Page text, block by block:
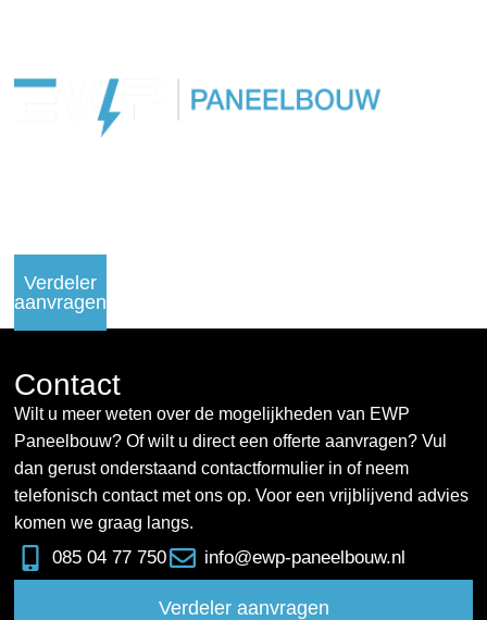
Verdeler
aanvragen
Contact
Wilt u meer weten over de mogelijkheden van EWP
Paneelbouw? Of wilt u direct een offerte aanvragen? Vul
dan gerust onderstaand contactformulier in of neem
telefonisch contact met ons op. Voor een vrijblijvend advies
komen we graag langs.
085 04 77 750 info@ewp-paneelbouw.nl
Verdeler aanvragen